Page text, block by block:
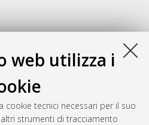
web utilizza i
cookie tecnici necessari per il suo
strumenti di tracciamento